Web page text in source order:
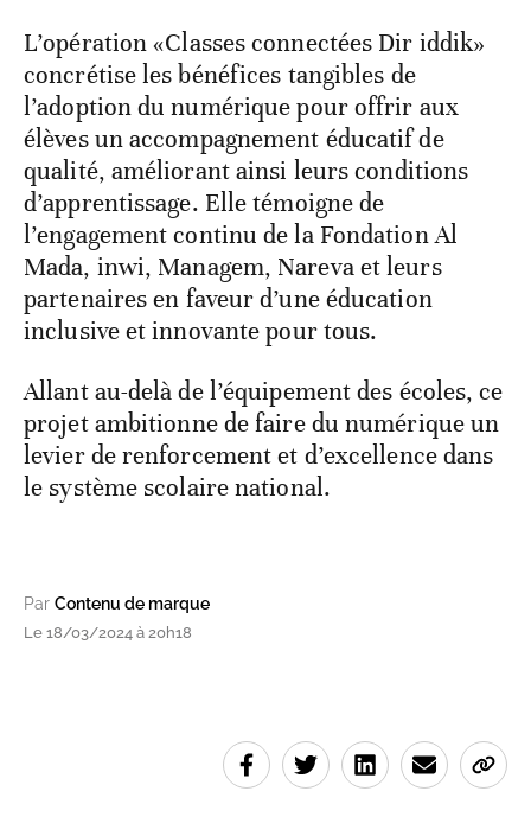
L’opération «Classes connectées Dir iddik»
concrétise les bénéfices tangibles de
l’adoption du numérique pour offrir aux
élèves un accompagnement éducatif de
qualité, améliorant ainsi leurs conditions
d’apprentissage. Elle témoigne de
l’engagement continu de la Fondation Al
Mada, inwi, Managem, Nareva et leurs
partenaires en faveur d’une éducation
inclusive et innovante pour tous.
Allant au-delà de l’équipement des écoles, ce
projet ambitionne de faire du numérique un
levier de renforcement et d’excellence dans
le système scolaire national.
Par Contenu de marque
Le 18/03/2024 à 20h18